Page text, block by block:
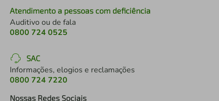
Atendimento a pessoas com deficiência
Auditivo ou de fala
0800 724 0525
SAC
Informações, elogios e reclamações
0800 724 7220
Nossas Redes Sociais